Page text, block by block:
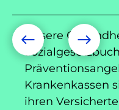
Unsere
Krankenkassen
ihren